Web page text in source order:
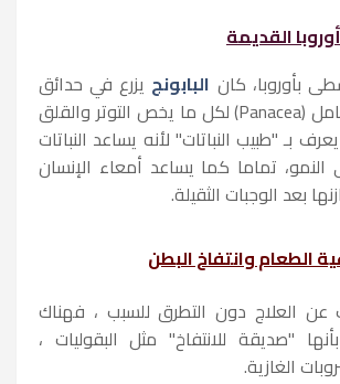
القديمة
بأوروبا، كان البابونج يزرع في حدائق
الأديرة كعلاج شامل (Panacea) لكل ما يخص التوتر والقلق
بـ "طبيب النباتات" لأنه يساعد النباتات
النمو، تماما كما يساعد أمعاء الإنسان
بعد الوجبات الثقيلة.
الطعام وانتفاخ البطن
عن العلاج دون التطرق للسبب ، فهناك
"صديقة للانتفاخ" مثل البقوليات ،
الغازية.